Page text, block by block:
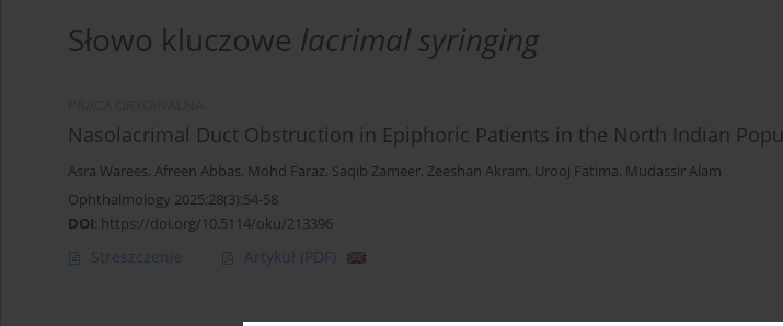
Słowo kluczowe lacrimal syringing
Nasolacrimal Duct Obstruction in Epiphoric Patients in the North Indian
Asra Warees, Afreen Abbas, Mohd Faraz, Saqib Zameer, Zeeshan Akram, Urooj Fatima, Mudassir Alam
Ophthalmology 2025;28(3):54-58
DOI: https://doi.org/10.5114/oku/213396
Streszczenie Artykuł (PDF)